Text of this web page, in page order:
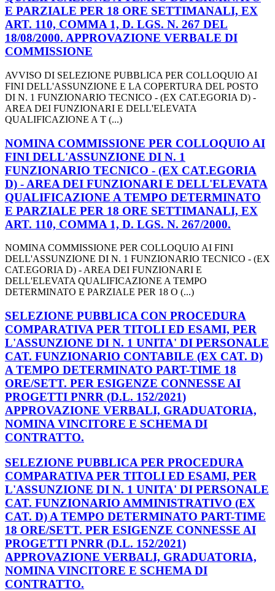
E PARZIALE PER 18 ORE SETTIMANALI, EX
ART. 110, COMMA 1, D. LGS. N. 267 DEL
18/08/2000. APPROVAZIONE VERBALE DI
COMMISSIONE
AVVISO DI SELEZIONE PUBBLICA PER COLLOQUIO AI
FINI DELL'ASSUNZIONE E LA COPERTURA DEL POSTO
DI N. 1 FUNZIONARIO TECNICO - (EX CAT.EGORIA D) -
AREA DEI FUNZIONARI E DELL'ELEVATA
QUALIFICAZIONE A T (...)
NOMINA COMMISSIONE PER COLLOQUIO AI
FINI DELL'ASSUNZIONE DI N. 1
FUNZIONARIO TECNICO - (EX CAT.EGORIA
D) - AREA DEI FUNZIONARI E DELL'ELEVATA
QUALIFICAZIONE A TEMPO DETERMINATO
E PARZIALE PER 18 ORE SETTIMANALI, EX
ART. 110, COMMA 1, D. LGS. N. 267/2000.
NOMINA COMMISSIONE PER COLLOQUIO AI FINI
DELL'ASSUNZIONE DI N. 1 FUNZIONARIO TECNICO - (EX
CAT.EGORIA D) - AREA DEI FUNZIONARI E
DELL'ELEVATA QUALIFICAZIONE A TEMPO
DETERMINATO E PARZIALE PER 18 O (...)
SELEZIONE PUBBLICA CON PROCEDURA
COMPARATIVA PER TITOLI ED ESAMI, PER
L'ASSUNZIONE DI N. 1 UNITA' DI PERSONALE
CAT. FUNZIONARIO CONTABILE (EX CAT. D)
A TEMPO DETERMINATO PART-TIME 18
ORE/SETT. PER ESIGENZE CONNESSE AI
PROGETTI PNRR (D.L. 152/2021)
APPROVAZIONE VERBALI, GRADUATORIA,
NOMINA VINCITORE E SCHEMA DI
CONTRATTO.
SELEZIONE PUBBLICA PER PROCEDURA
COMPARATIVA PER TITOLI ED ESAMI, PER
L'ASSUNZIONE DI N. 1 UNITA' DI PERSONALE
CAT. FUNZIONARIO AMMINISTRATIVO (EX
CAT. D) A TEMPO DETERMINATO PART-TIME
18 ORE/SETT. PER ESIGENZE CONNESSE AI
PROGETTI PNRR (D.L. 152/2021)
APPROVAZIONE VERBALI, GRADUATORIA,
NOMINA VINCITORE E SCHEMA DI
CONTRATTO.